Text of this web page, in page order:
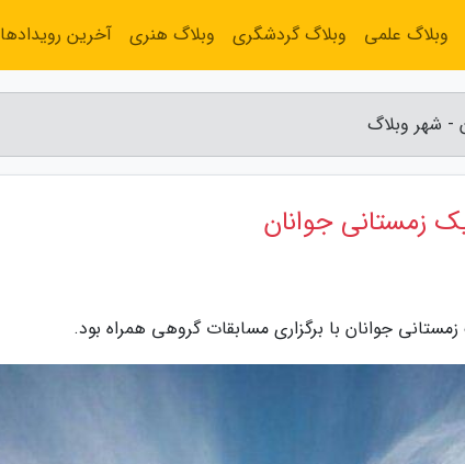
- شهر وبلاگ
زمستانی جوانان
جوانان با برگزاری مسابقات گروهی همراه بود.
وبلاگ علمی وبلاگ گردشگری وبلاگ هنری آخرین رویدادها